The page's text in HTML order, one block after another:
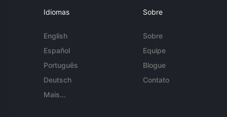
Idiomas
English
Español
Português
Deutsch
Mais...
Sobre
Sobre
Equipe
Blogue
Contato